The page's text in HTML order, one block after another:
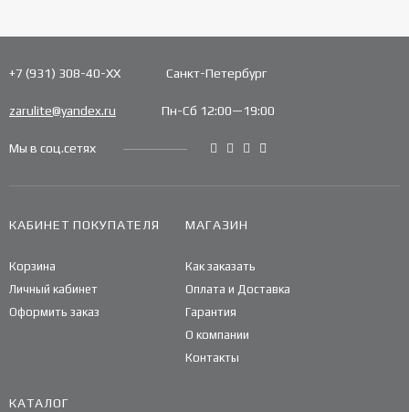
+7 (931) 308-40-ХХ Санкт-Петербург
zarulite@yandex.ru Пн-Сб 12:00—19:00
Мы в соц.сетях
КАБИНЕТ ПОКУПАТЕЛЯ
Корзина
Личный кабинет
Оформить заказ
МАГАЗИН
Как заказать
Оплата и Доставка
Гарантия
О компании
Контакты
КАТАЛОГ